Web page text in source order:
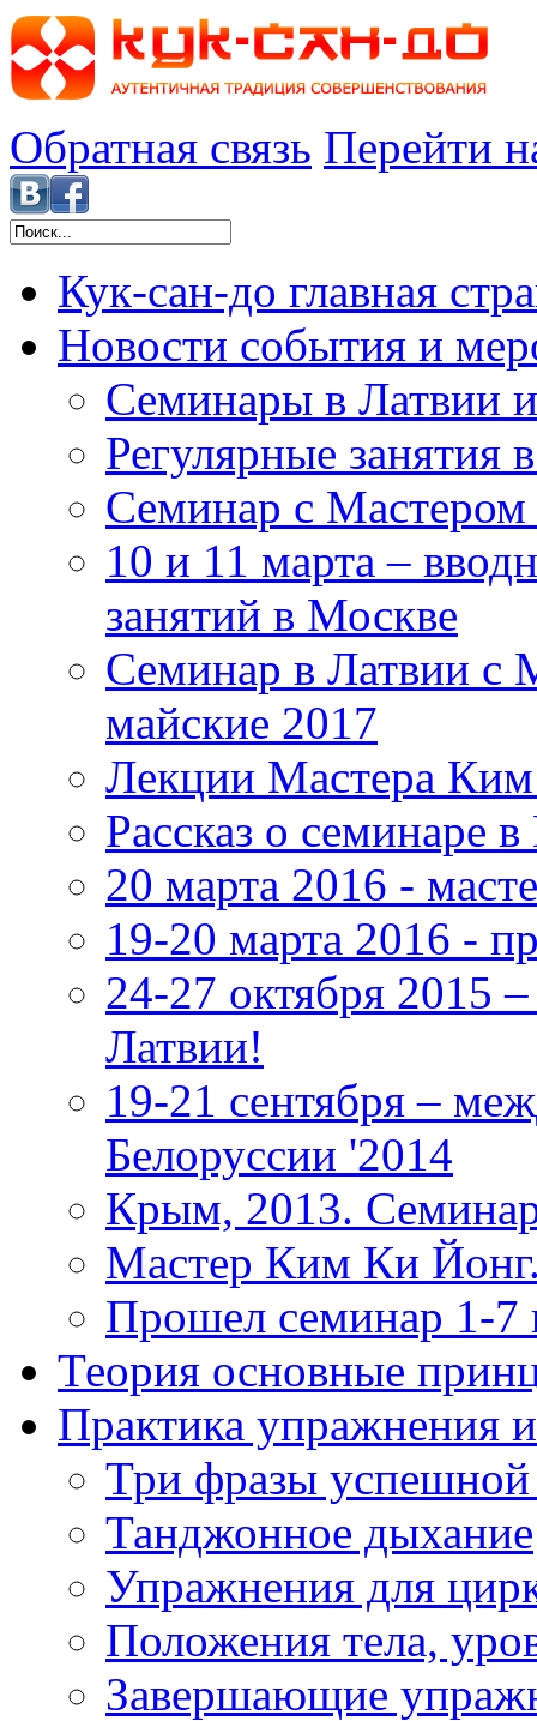
Обратная связь Перейти
Кук-сан-до главная
Новости события и
Семинары в Латвии
Регулярные занятия
Семинар с Мастером
10 и 11 марта –
занятий в Москве
Семинар в Латвии
майские 2017
Лекции Мастера
Рассказ о семинаре
20 марта 2016 -
19-20 марта 2016 -
24-27 октября 2015
Латвии!
19-21 сентября –
Белоруссии '2014
Крым, 2013.
Мастер Ким Ки
Прошел семинар 1-7
Теория основные
Практика упражнения
Три фразы успешной
Танджонное дыхание
Упражнения для
Положения тела,
Завершающие